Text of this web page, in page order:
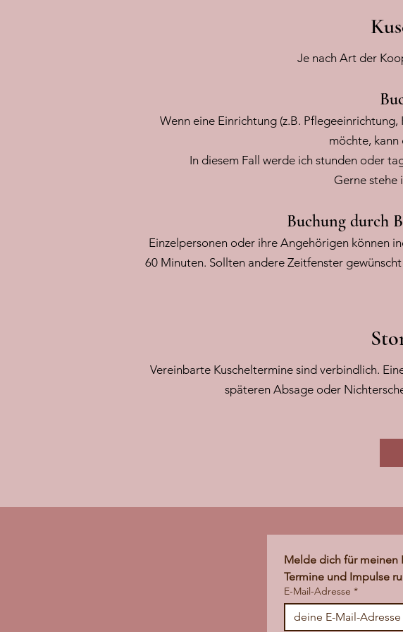
Je nach Art der
Wenn eine Einrichtung (z.B.
möchte,
In diesem Fall werde ich stunden oder
Gerne stehe
Buchung durch
Einzelpersonen oder ihre Angehörigen können
60 Minuten. Sollten andere Zeitfenster
Vereinbarte Kuscheltermine sind verbindlich.
späteren Absage oder
Melde dich für meinen
Termine und Impulse
E-Mail-Adresse *